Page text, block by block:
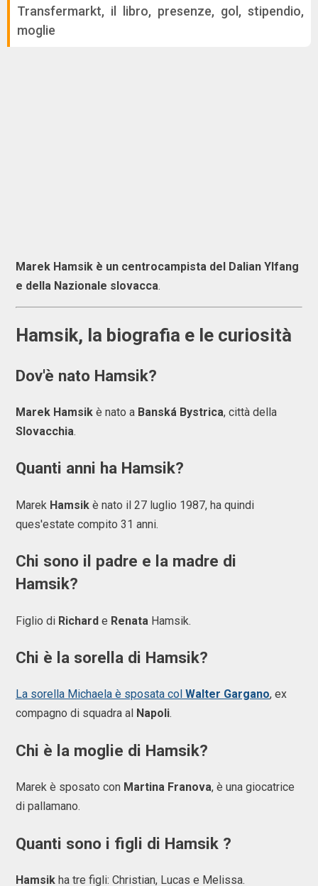
Transfermarkt, il libro, presenze, gol, stipendio,
moglie
Marek Hamsik è un centrocampista del Dalian Ylfang
e della Nazionale slovacca.
Hamsik, la biografia e le curiosità
Dov'è nato Hamsik?
Marek Hamsik è nato a Banská Bystrica, città della
Slovacchia.
Quanti anni ha Hamsik?
Marek Hamsik è nato il 27 luglio 1987, ha quindi
ques'estate compito 31 anni.
Chi sono il padre e la madre di
Hamsik?
Figlio di Richard e Renata Hamsik.
Chi è la sorella di Hamsik?
La sorella Michaela è sposata col Walter Gargano, ex
compagno di squadra al Napoli.
Chi è la moglie di Hamsik?
Marek è sposato con Martina Franova, è una giocatrice
di pallamano.
Quanti sono i figli di Hamsik ?
Hamsik ha tre figli: Christian, Lucas e Melissa.